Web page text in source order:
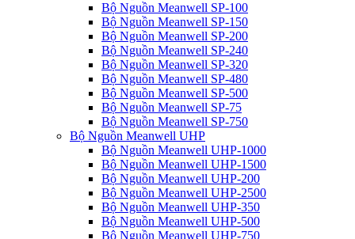
Bộ Nguồn Meanwell SP-100
Bộ Nguồn Meanwell SP-150
Bộ Nguồn Meanwell SP-200
Bộ Nguồn Meanwell SP-240
Bộ Nguồn Meanwell SP-320
Bộ Nguồn Meanwell SP-480
Bộ Nguồn Meanwell SP-500
Bộ Nguồn Meanwell SP-75
Bộ Nguồn Meanwell SP-750
Bộ Nguồn Meanwell UHP
Bộ Nguồn Meanwell UHP-1000
Bộ Nguồn Meanwell UHP-1500
Bộ Nguồn Meanwell UHP-200
Bộ Nguồn Meanwell UHP-2500
Bộ Nguồn Meanwell UHP-350
Bộ Nguồn Meanwell UHP-500
Bộ Nguồn Meanwell UHP-750